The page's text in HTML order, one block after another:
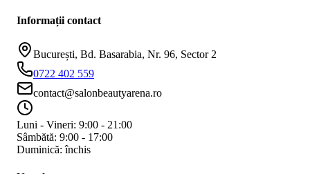
Informații contact
București, Bd. Basarabia, Nr. 96, Sector 2
0722 402 559
contact@salonbeautyarena.ro
Luni - Vineri: 9:00 - 21:00
Sâmbătă: 9:00 - 17:00
Duminică: închis